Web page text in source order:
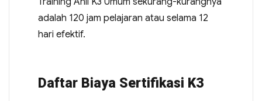
adalah 120 jam pelajaran atau selama 12
hari efektif.
Daftar Biaya Sertifikasi K3